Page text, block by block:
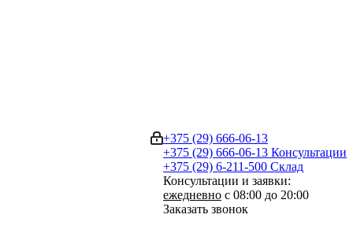
+375 (29) 666-06-13
+375 (29) 666-06-13 Консультации
+375 (29) 6-211-500 Склад
Консультации и заявки:
ежедневно с 08:00 до 20:00
Заказать звонок